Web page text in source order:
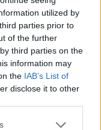
utilized by
parties prior to
of the further
third parties on the
information may
the IAB’s List of
disclose it to other
or more Google
Σμύρνης